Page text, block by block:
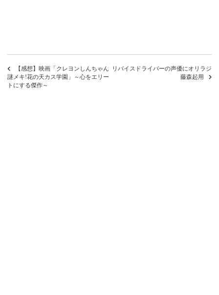
【感想】映画「クレヨンしんちゃん
謎メキ!花の天カス学園」～心をエリー
トにする傑作～
リバイスドライバーの声優にオリラジ
藤森起用